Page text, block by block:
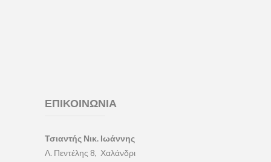
ΕΠΙΚΟΙΝΩΝΙΑ
Τσιαντής Νικ. Ιωάννης
Λ. Πεντέλης 8, Χαλάνδρι